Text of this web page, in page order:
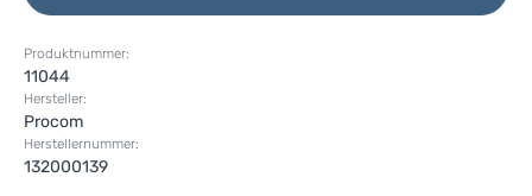
Produktnummer:
11044
Hersteller:
Procom
Herstellernummer:
132000139